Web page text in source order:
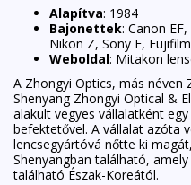
Alapítva: 1984
Bajonettek: Canon
Nikon Z, Sony E,
Weboldal: Mitakon
A Zhongyi Optics, más néven
Shenyang Zhongyi Optical &
alakult vegyes vállalatként
befektetővel. A vállalat azóta
lencsegyártóvá nőtte ki
Shenyangban található,
található Észak-Koreától.